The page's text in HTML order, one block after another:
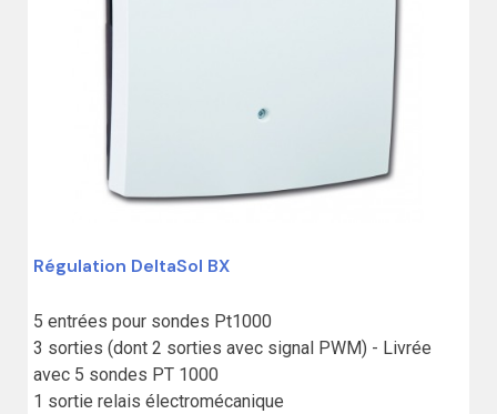
Régulation DeltaSol BX
5 entrées pour sondes Pt1000
3 sorties (dont 2 sorties avec signal PWM) - Livrée
avec 5 sondes PT 1000
1 sortie relais électromécanique